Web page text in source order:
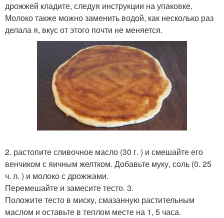
дрожжей кладите, следуя инструкции на упаковке.
Молоко также можно заменить водой, как несколько раз
делала я, вкус от этого почти не меняется.
2. растопите сливочное масло (30 г. ) и смешайте его
венчиком с яичным желтком. Добавьте муку, соль (0. 25
ч. л. ) и молоко с дрожжами.
Перемешайте и замесите тесто. 3.
Положите тесто в миску, смазанную растительным
маслом и оставьте в теплом месте на 1, 5 часа.